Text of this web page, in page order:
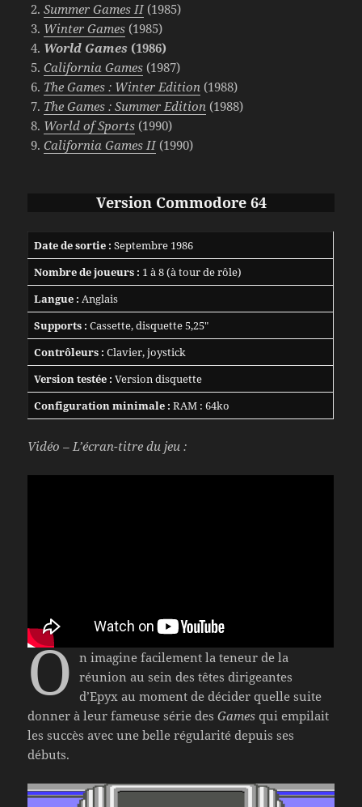
Summer Games II(1985)
Winter Games (1985)
World Games (1986)
California Games (1987)
The Games : Winter Edition (1988)
The Games : Summer Edition (1988)
World of Sports (1990)
California Games II(1990)
Version Commodore 64
Date de sortie : Septembre 1986
Nombre de joueurs : 1 à 8 (à tour de rôle)
Langue : Anglais
Supports : Cassette, disquette 5,25″
Contrôleurs : Clavier, joystick
Version testée : Version disquette
Configuration minimale : RAM : 64ko
Vidéo – L’écran-titre du jeu :
O n imagine facilement la teneur de la
réunion au sein des têtes dirigeantes
d’Epyx au moment de décider quelle suite
donner à leur fameuse série desGames qui empilait
les succès avec une belle régularité depuis ses
débuts.